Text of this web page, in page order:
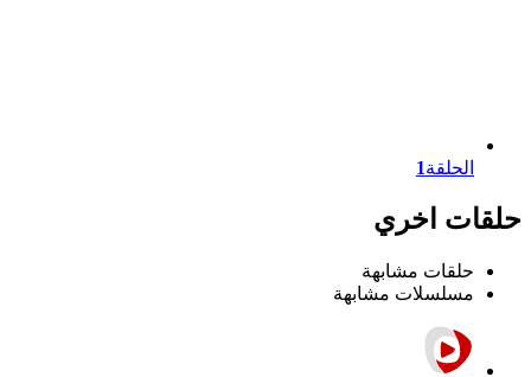
الحلقة1
حلقات اخري
حلقات مشابهة
مسلسلات مشابهة